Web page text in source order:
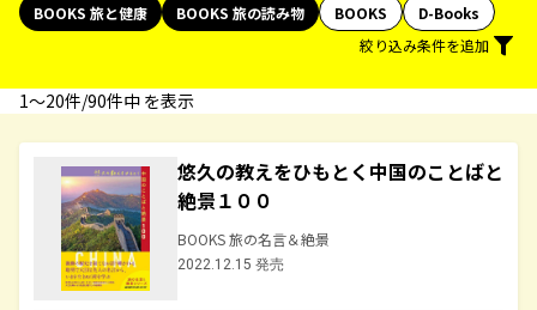
BOOKS 旅と健康
BOOKS 旅の読み物 BOOKS
D-Books
絞り込み条件を追加
1〜20件/90件中 を表示
悠久の教えをひもとく中国のことばと
絶景１００
BOOKS 旅の名言＆絶景
2022.12.15 発売